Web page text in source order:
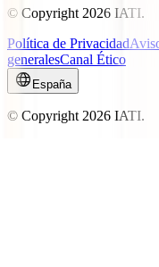
© Copyright 2026 IATI.
Política de Privacidad
generalesCanal Ético
España
© Copyright 2026 IATI.